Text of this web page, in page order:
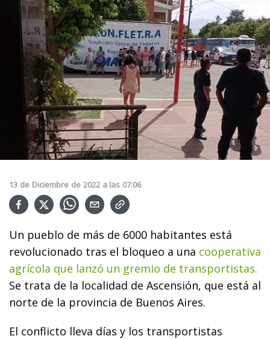
13 de Diciembre de 2022 a las 07:06
Un pueblo de más de 6000 habitantes está
revolucionado tras el bloqueo a una cooperativa
agrícola que lanzó un gremio de transportistas.
Se trata de la localidad de Ascensión, que está al
norte de la provincia de Buenos Aires.
El conflicto lleva días y los transportistas